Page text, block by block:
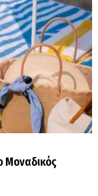
Μοναδικός